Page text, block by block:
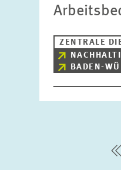
ZENTRALE
BADEN-